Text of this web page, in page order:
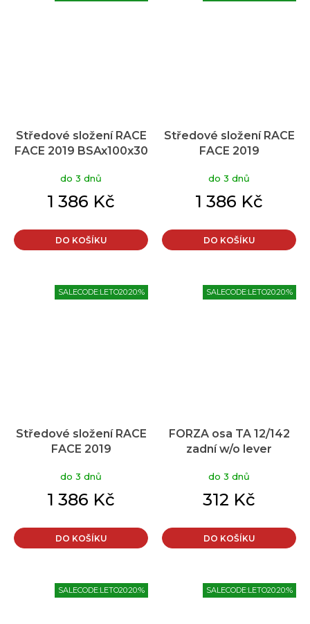
Středové složení RACE
FACE 2019 BSAx100x30
do 3 dnů
1 386 Kč
DO KOŠÍKU
Středové složení RACE
FACE 2019
do 3 dnů
1 386 Kč
DO KOŠÍKU
SALECODE:LETO20:20:%
Středové složení RACE
FACE 2019
do 3 dnů
1 386 Kč
DO KOŠÍKU
SALECODE:LETO20:20:%
FORZA osa TA 12/142
zadní w/o lever
do 3 dnů
312 Kč
DO KOŠÍKU
SALECODE:LETO20:20:% SALECODE:LETO20:20:%